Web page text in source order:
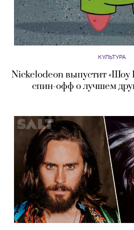
КУЛЬТУРА
Nickelodeon выпустит
спин-офф о лучшем